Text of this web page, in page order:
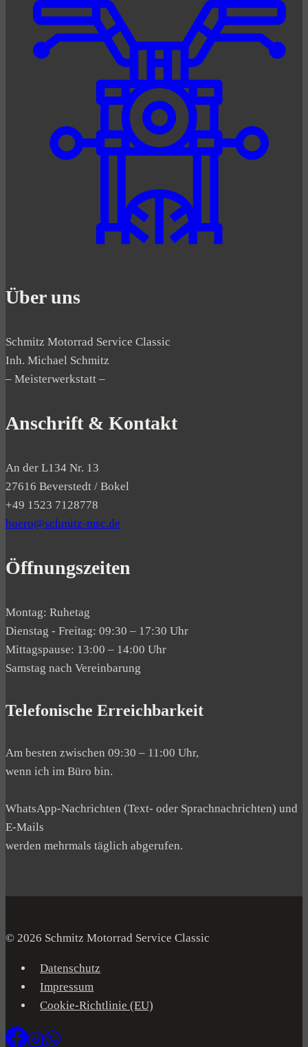
Über uns
Schmitz Motorrad Service Classic
Inh. Michael Schmitz
– Meisterwerkstatt –
Anschrift & Kontakt
An der L134 Nr. 13
27616 Beverstedt / Bokel
+49 1523 7128778
buero@schmitz-msc.de
Öffnungszeiten
Montag: Ruhetag
Dienstag - Freitag: 09:30 – 17:30 Uhr
Mittagspause: 13:00 – 14:00 Uhr
Samstag nach Vereinbarung
Telefonische Erreichbarkeit
Am besten zwischen 09:30 – 11:00 Uhr,
wenn ich im Büro bin.
WhatsApp-Nachrichten (Text- oder Sprachnachrichten) und
E-Mails
werden mehrmals täglich abgerufen.
© 2026 Schmitz Motorrad Service Classic
Datenschutz
Impressum
Cookie-Richtlinie (EU)